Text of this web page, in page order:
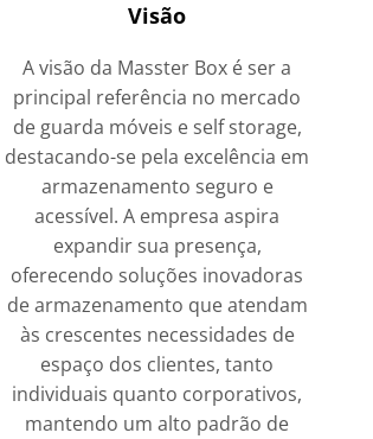
Visão
A visão da Masster Box é ser a
principal referência no mercado
de guarda móveis e self storage,
destacando-se pela excelência em
armazenamento seguro e
acessível. A empresa aspira
expandir sua presença,
oferecendo soluções inovadoras
de armazenamento que atendam
às crescentes necessidades de
espaço dos clientes, tanto
individuais quanto corporativos,
mantendo um alto padrão de